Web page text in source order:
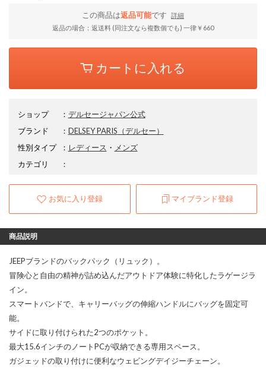
この商品は返品可能です
詳細
返品の場合：返送料 (同注文なら複数個でも) 一律￥660
カートに入れる
ショップ ： デルセージャパン公式
ブランド
： DELSEY PARIS （デルセー）
性別タイプ
： レディース ・ メンズ
カテゴリ
：
お気に入り登録 マイブランド登録
商品説明
JEEPブランドのバックパック（リュック）。
冒険心と自由の精神が詰め込んだアウトドア体験に特化したラゲージラ
イン。
スマートバンドで、キャリーバッグの伸縮ハンドルにバッグを固定可
能。
サイドに取り付けられた2つのポケット。
最大15.6インチのノートPCが収納できる専用スペース。
ガジェッドの取り付けに便利なウェビングデイジーチェーン。